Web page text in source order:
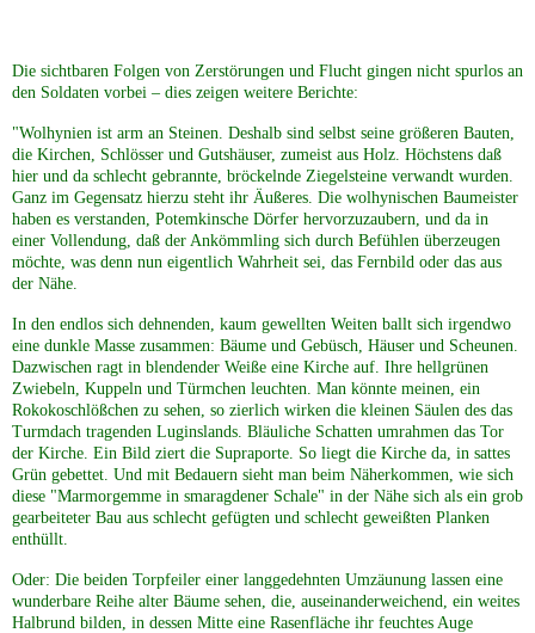
Die sichtbaren Folgen von Zerstörungen und Flucht gingen nicht spurlos an
den Soldaten vorbei – dies zeigen weitere Berichte:
"Wolhynien ist arm an Steinen. Deshalb sind selbst seine größeren Bauten,
die Kirchen, Schlösser und Gutshäuser, zumeist aus Holz. Höchstens daß
hier und da schlecht gebrannte, bröckelnde Ziegelsteine verwandt wurden.
Ganz im Gegensatz hierzu steht ihr Äußeres. Die wolhynischen Baumeister
haben es verstanden, Potemkinsche Dörfer hervorzuzaubern, und da in
einer Vollendung, daß der Ankömmling sich durch Befühlen überzeugen
möchte, was denn nun eigentlich Wahrheit sei, das Fernbild oder das aus
der Nähe.
In den endlos sich dehnenden, kaum gewellten Weiten ballt sich irgendwo
eine dunkle Masse zusammen: Bäume und Gebüsch, Häuser und Scheunen.
Dazwischen ragt in blendender Weiße eine Kirche auf. Ihre hellgrünen
Zwiebeln, Kuppeln und Türmchen leuchten. Man könnte meinen, ein
Rokokoschlößchen zu sehen, so zierlich wirken die kleinen Säulen des das
Turmdach tragenden Luginslands. Bläuliche Schatten umrahmen das Tor
der Kirche. Ein Bild ziert die Supraporte. So liegt die Kirche da, in sattes
Grün gebettet. Und mit Bedauern sieht man beim Näherkommen, wie sich
diese "Marmorgemme in smaragdener Schale" in der Nähe sich als ein grob
gearbeiteter Bau aus schlecht gefügten und schlecht geweißten Planken
enthüllt.
Oder: Die beiden Torpfeiler einer langgedehnten Umzäunung lassen eine
wunderbare Reihe alter Bäume sehen, die, auseinanderweichend, ein weites
Halbrund bilden, in dessen Mitte eine Rasenfläche ihr feuchtes Auge